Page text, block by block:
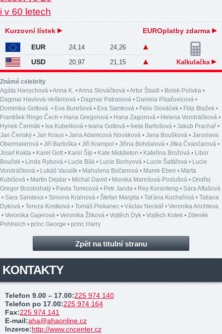
Kurzovní lístek EUROplatby zdarma
EUR 24,14 24,26
USD 20,97 21,15 Kalkulačka
Známé celebrity
Agáta Hanychová •Anna K. •Anna Slováčková •Artur Štaidl • Bolek Polívka •
Dagmar Havlová-Veškrnová • Dagmar Patrasová • Daniela Písařovicová •
Dominika Gottová • Eva Burešová • Eva Samková • Felix Slováček • Filip Blažek •
František Ringo Čech • Hana Gregorová • Hana Zagorová • Helena Vondráčková •
Hynek Čermák • Iva Kubelková • Ivana Gottová • Iveta Bartošová • Jakub Prachař •
Jan Čenský • Jan Kraus • Jana Adamcová Nováková • Jana Boušková • Jaroslava
Obermaierová • Jiří Bartoška • Jiří Krampol • Jiřina Bohdalová • Jitka Čvančarová •
Josef Kokta • Karel Gott• Karel Šíp • Kate Middleton • Kateřina Brožová • Libor
Bouček • Linda Rybová • Lucie Bílá • Lucie Borhyová • Lucie Šafářová • Lucie
Vondráčková • Lukáš Vaculík • Mahulena Bočanová • Marek Eben • Marta
Kubišová • Martin Dejdar • Michal David • Monika Marešová-Poslušná • Ondřej
Gregor Brzobohatý • Pavla Tomicová • Petr Janda • Rey Koranteng • Sára Affašová
• Sara Sandeva • Simona Krainová • Štefan Margita • Taťána Kuchařová • Tatiana
Dyková • Tereza Kostková • Tomáš Plekanec • Václav Neckář • Veronika Arichteva
• Veronika Gajerová • Veronika Žilková • Vojtěch Dyk • Vojtěch Kotek • Zdeněk
Pohlreich • princ George • princ Harry
Zpět na titulní stranu
KONTAKTY
Telefon 9.00 – 17.00:225 974 140
Telefon po 17.00:225 974 164
Fax:225 974 141
E-mail:aha@ahaonline.cz
Inzerce:http://www.cncenter.cz